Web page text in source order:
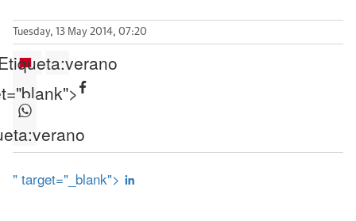
Tuesday, 13 May 2014, 07:20
verano
verano
" target="_blank">